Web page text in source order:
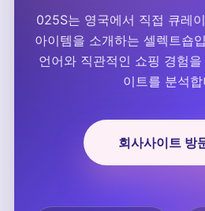
025S는 영국에서 직접 큐레이
아이템을 소개하는 셀렉트숍
언어와 직관적인 쇼핑 경험
이트를 분석합
회사사이트 방